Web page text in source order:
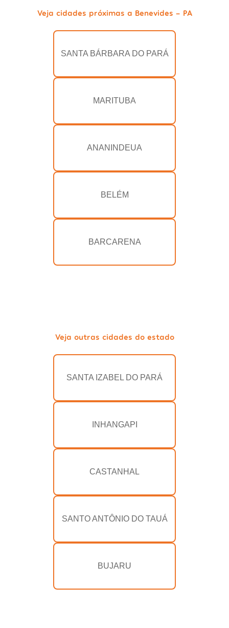
Veja cidades próximas a Benevides - PA
SANTA BÁRBARA DO PARÁ
MARITUBA
ANANINDEUA
BELÉM
BARCARENA
Veja outras cidades do estado
SANTA IZABEL DO PARÁ
INHANGAPI
CASTANHAL
SANTO ANTÔNIO DO TAUÁ
BUJARU